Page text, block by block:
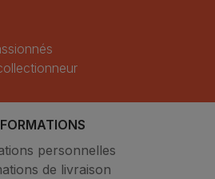
personnelles
de livraison